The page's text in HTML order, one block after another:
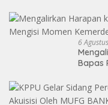
6
Bapas